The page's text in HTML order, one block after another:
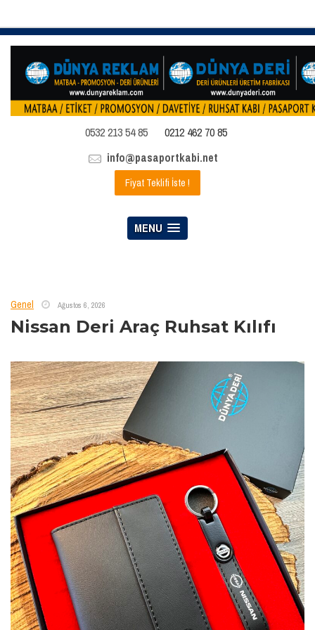
0532 213 54 85
0212 462 70 85
info@pasaportkabi.net
Fiyat Teklifi İste !
MENU
Genel Ağustos 6, 2026
Nissan Deri Araç Ruhsat Kılıfı